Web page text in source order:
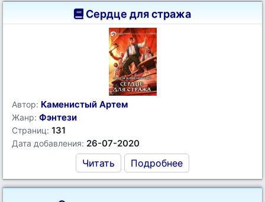
Сердце для стража
Автор: Каменистый Артем
Жанр: Фэнтези
Страниц: 131
Дата добавления: 26-07-2020
Читать Подробнее